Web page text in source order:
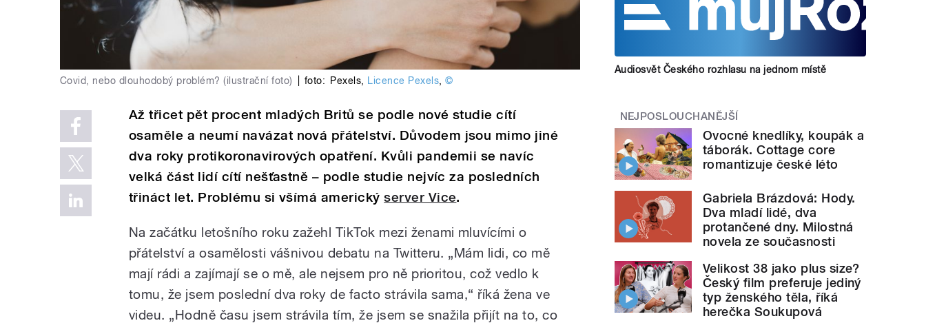
Covid, nebo dlouhodobý problém? (ilustrační foto) foto: Pexels, Licence Pexels, ©
Až třicet pět procent mladých Britů se podle nové studie cítí
osaměle a neumí navázat nová přátelství. Důvodem jsou mimo jiné
dva roky protikoronavirových opatření. Kvůli pandemii se navíc
velká část lidí cítí nešťastně – podle studie nejvíc za posledních
třináct let. Problému si všímá americkýserver Vice.
Na začátku letošního roku zažehl TikTok mezi ženami mluvícími o
přátelství a osamělosti vášnivou debatu na Twitteru. „Mám lidi, co mě
mají rádi a zajímají se o mě, ale nejsem pro ně prioritou, což vedlo k
tomu, že jsem poslední dva roky de facto strávila sama,“ říká žena ve
videu. „Hodně času jsem strávila tím, že jsem se snažila přijít na to, co
Audiosvět Českého rozhlasu na jednom místě
NEJPOSLOUCHANĚJŠÍ
Ovocné knedlíky, koupák a
táborák. Cottage core
romantizuje české léto
Gabriela Brázdová: Hody.
Dva mladí lidé, dva
protančené dny. Milostná
novela ze současnosti
Velikost 38 jako plus size?
Český film preferuje jediný
typ ženského těla, říká
herečka Soukupová